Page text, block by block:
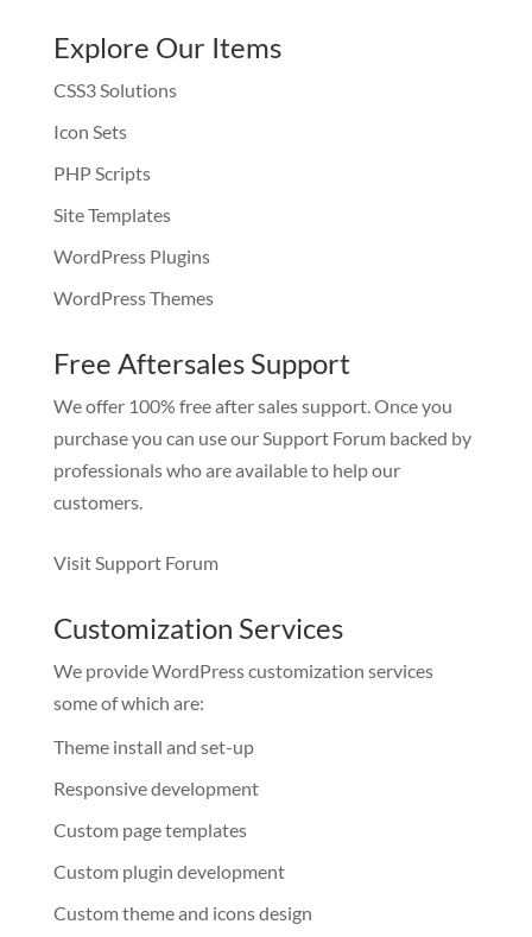
Explore Our Items
CSS3 Solutions
Icon Sets
PHP Scripts
Site Templates
WordPress Plugins
WordPress Themes
Free Aftersales Support
We offer 100% free after sales support. Once you
purchase you can use ourSupport Forumbacked by
professionals who are available to help our
customers.
Visit Support Forum
Customization Services
We provide WordPress customization services
some of which are:
Theme install and set-up
Responsive development
Custom page templates
Custom plugin development
Custom theme and icons design